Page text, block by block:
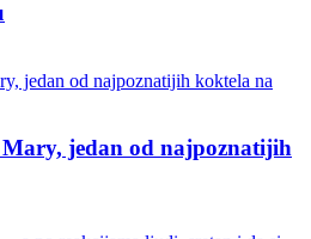
jedan od najpoznatijih